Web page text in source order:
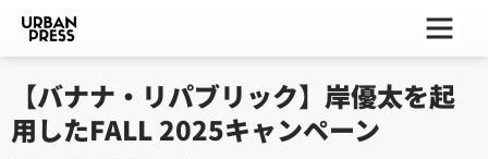
ー
ー
ー
【バナナ・リパブリック】岸優太を起
用したFALL 2025キャンペーン